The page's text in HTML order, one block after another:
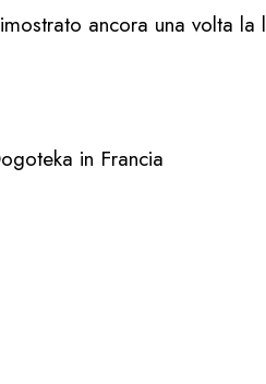
ancora una volta la
in Francia